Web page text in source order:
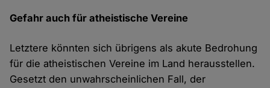
Gefahr auch für atheistische Vereine
Letztere könnten sich übrigens als akute Bedrohung
für die atheistischen Vereine im Land herausstellen.
Gesetzt den unwahrscheinlichen Fall, der